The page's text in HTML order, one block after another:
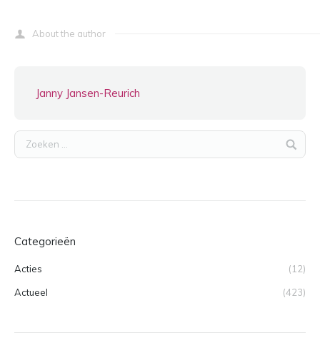
About the author
Janny Jansen-Reurich
Categorieën
Acties (12)
Actueel (423)